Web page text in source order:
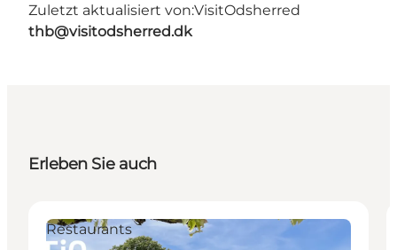
Zuletzt aktualisiert von:VisitOdsherred
thb@visitodsherred.dk
Erleben Sie auch
Restaurants